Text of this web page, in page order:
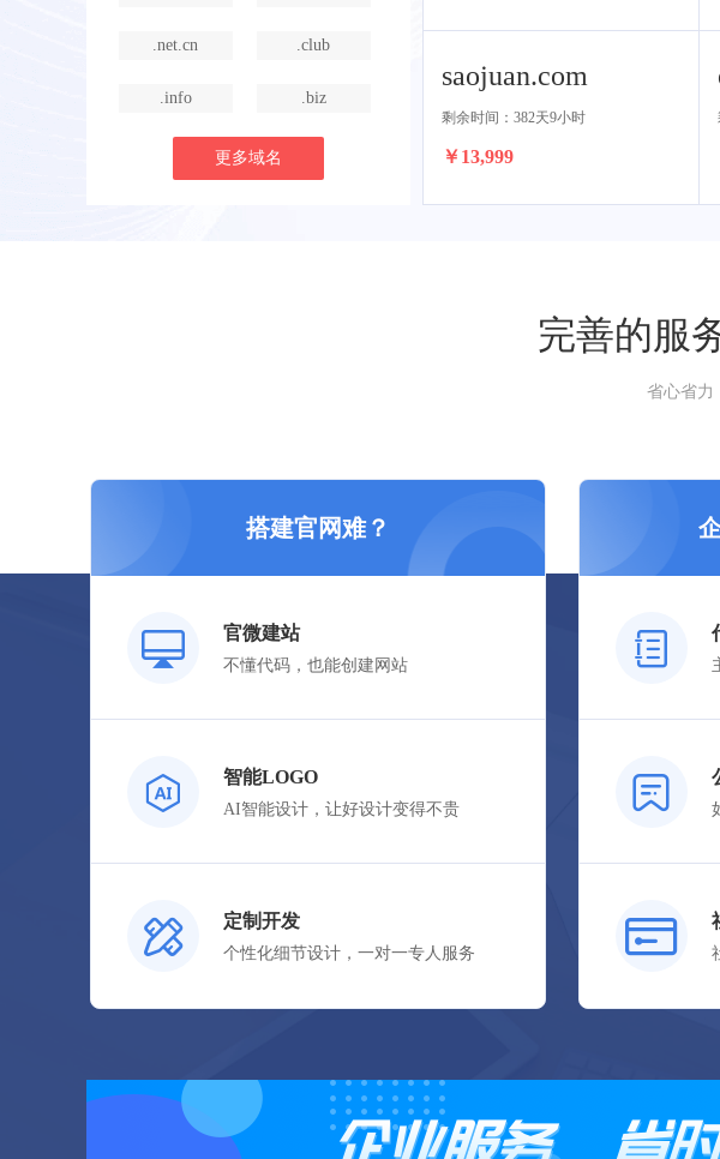
.net.cn .club
.info .biz
更多域名
saojuan.com
剩余时间：382天9小时
￥13,999
完善的服
省心省力
搭建官网难？
官微建站
不懂代码，也能创建网站
智能LOGO
AI智能设计，让好设计变得不贵
定制开发
个性化细节设计，一对一专人服务